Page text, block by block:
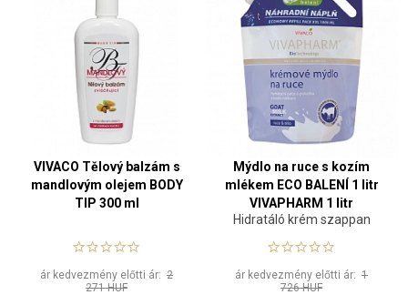
VIVACO Tělový balzám s
mandlovým olejem BODY
TIP 300 ml
ár kedvezmény előtti ár: 2
271 HUF
Mýdlo na ruce s kozím
mlékem ECO BALENÍ 1 litr
VIVAPHARM 1 litr
Hidratáló krém szappan
ár kedvezmény előtti ár: 1
726 HUF